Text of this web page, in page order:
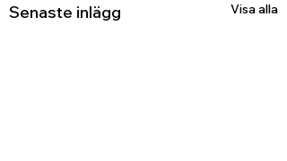
Senaste inlägg Visa alla